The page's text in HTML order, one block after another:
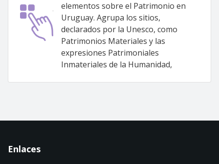
elementos sobre el Patrimonio en
Uruguay. Agrupa los sitios,
declarados por la Unesco, como
Patrimonios Materiales y las
expresiones Patrimoniales
Inmateriales de la Humanidad,
Enlaces